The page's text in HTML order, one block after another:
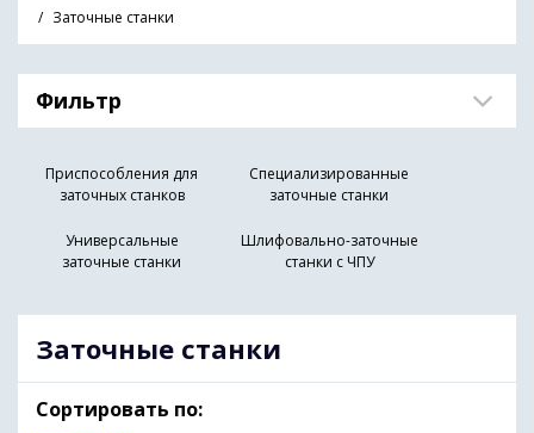
Заточные станки
Фильтр
Приспособления для
заточных станков
Специализированные
заточные станки
Универсальные
заточные станки
Шлифовально-заточные
станки с ЧПУ
Заточные станки
Сортировать по: